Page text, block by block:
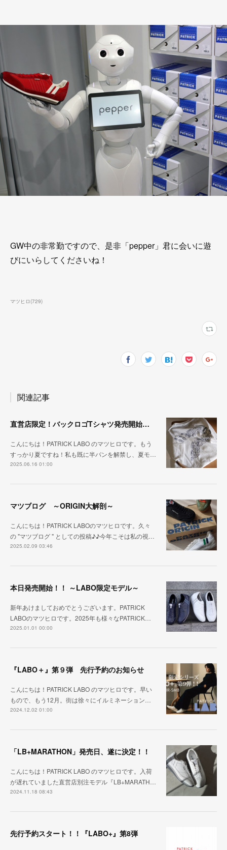
GW中の非常勤ですので、是非「pepper」君に会いに遊
びにいらしてくださいね！
マツヒロ(729)
関連記事
直営店限定！バックロゴTシャツ発売開始！！
こんにちは！PATRICK LABO のマツヒロです。もう
すっかり夏ですね！私も既に半パンを解禁し、夏モ…
2025.06.16 01:00
マツブログ ～ORIGIN大解剖～
こんにちは！PATRICK LABOのマツヒロです。久々
の "マツブログ " としての投稿♪♪今年こそは私の視…
2025.02.09 03:46
本日発売開始！！ ～LABO限定モデル～
新年あけましておめでとうございます。PATRICK
LABOのマツヒロです。2025年も様々なPATRICK…
2025.01.01 00:00
『LABO＋』第９弾 先行予約のお知らせ
こんにちは！PATRICK LABO のマツヒロです。早い
もので、もう12月。街は徐々にイルミネーション…
2024.12.02 01:00
「LB+MARATHON」発売日、遂に決定！！
こんにちは！PATRICK LABO のマツヒロです。入荷
が遅れていました直営店別注モデル『LB+MARATH…
2024.11.18 08:43
先行予約スタート！！『LABO+』第8弾